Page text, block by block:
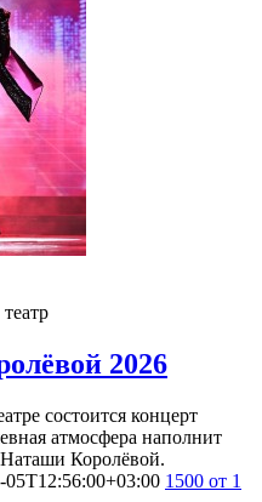
2026
состоится концерт
атмосфера наполнит
Наташи Королёвой.
05T12:56:00+03:00 1500 от 1